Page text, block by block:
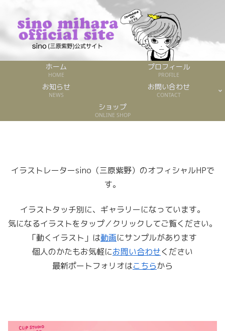
ホーム
HOME
プロフィール
PROFILE
お知らせ
NEWS
お問い合わせ
CONTACT
ショップ
ONLINE SHOP
イラストレーターsino（三原紫野）のオフィシャルHPで
す。
イラストタッチ別に、ギャラリーになっています。
気になるイラストをタップ／クリックしてご覧ください。
「動くイラスト」は動画にサンプルがあります
個人のかたもお気軽にお問い合わせください
最新ポートフォリオはこちらから